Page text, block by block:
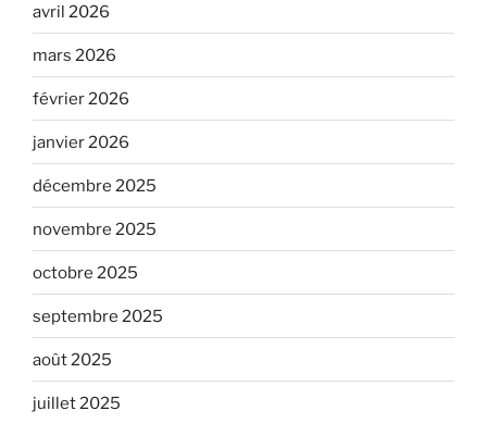
avril 2026
mars 2026
février 2026
janvier 2026
décembre 2025
novembre 2025
octobre 2025
septembre 2025
août 2025
juillet 2025